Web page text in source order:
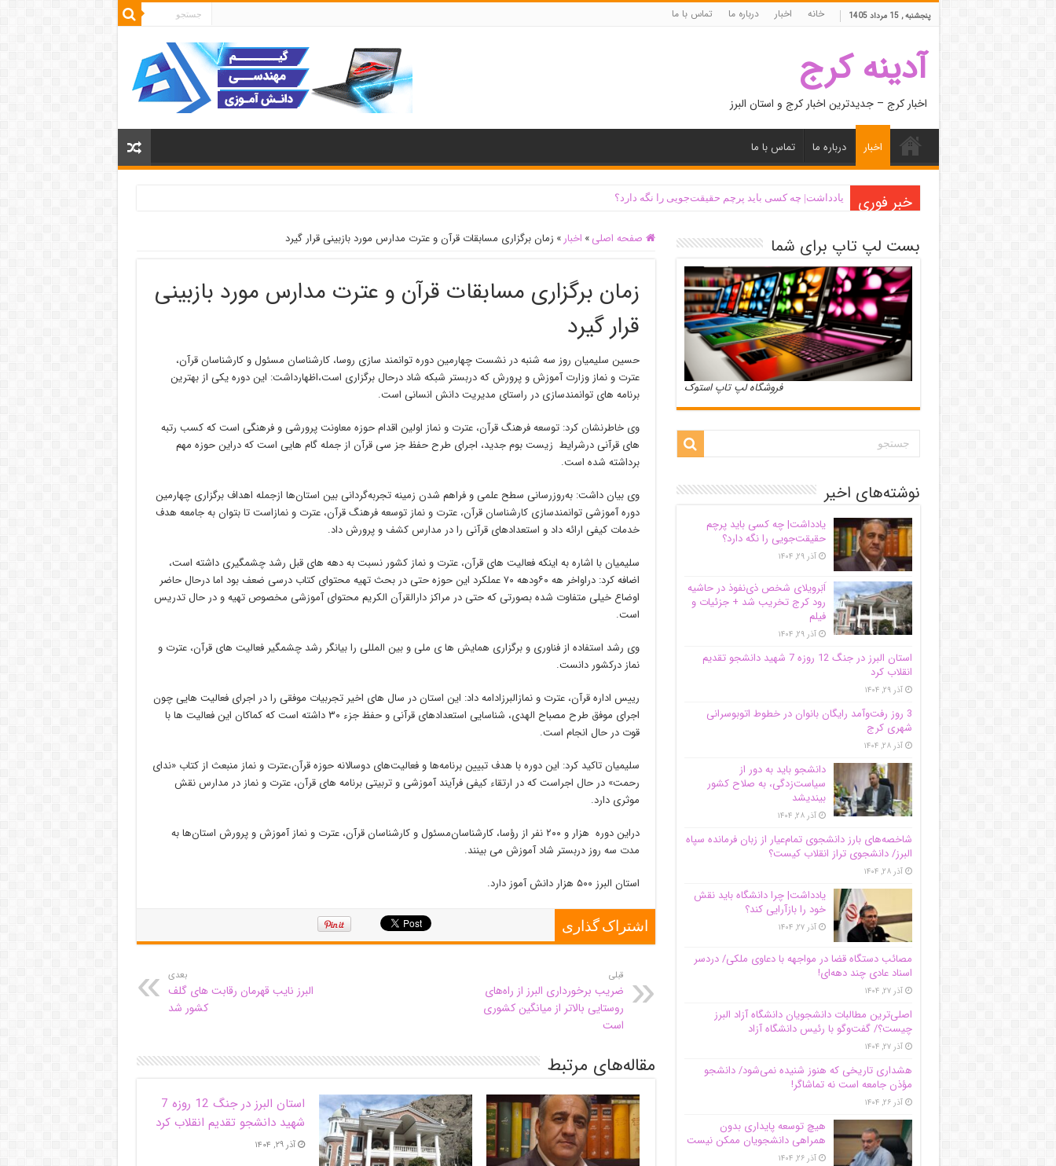
پنجشنبه , 15 مرداد 1405 خانه اخبار درباره ما تماس با ما
آدینه کرج
اخبار کرج – جدیدترین اخبار کرج و استان البرز
اخبار درباره ما تماس با ما
خبر فوری یادداشت| ‌چه کسی باید پرچم حقیقت‌جویی را نگه دارد؟
صفحه اصلی » اخبار » زمان برگزاری مسابقات قرآن و عترت مدارس مورد بازبینی قرار گیرد
زمان برگزاری مسابقات قرآن و عترت مدارس مورد بازبینی
قرار گیرد
حسین سلیمیان روز سه شنبه در نشست چهارمین دوره توانمند سازی روسا، کارشناسان مسئول و کارشناسان قرآن،
عترت و نماز وزارت آموزش و پرورش که دربستر شبکه شاد درحال برگزاری است،اظهارداشت: این دوره یکی از بهترین
برنامه های توانمندسازی در راستای مدیریت دانش انسانی است.
وی خاطرنشان کرد: توسعه فرهنگ قرآن، عترت و نماز اولین اقدام حوزه معاونت پرورشی و فرهنگی است که کسب رتبه
های قرآنی درشرایط زیست بوم جدید، اجرای طرح حفظ جز سی قرآن از جمله گام هایی است که دراین حوزه مهم
برداشته شده است.
وی بیان داشت: به‌روزرسانی سطح علمی و فراهم شدن زمینه تجربه‌گردانی بین استان‌ها ازجمله اهداف برگزاری چهارمین
دوره آموزشی توانمندسازی کارشناسان قرآن، عترت و نماز توسعه فرهنگ قرآن، عترت و نمازاست تا بتوان به جامعه هدف
خدمات کیفی ارائه داد و استعدادهای قرآنی را در مدارس کشف و پرورش داد.
سلیمیان با اشاره به اینکه فعالیت های قرآن، عترت و نماز کشور نسبت به دهه های قبل رشد چشمگیری داشته است،
اضافه کرد: دراواخر هه ۶۰ودهه ۷۰ عملکرد این حوزه حتی در بحث تهیه محتوای کتاب درسی ضعف بود اما درحال حاضر
اوضاع خیلی متفاوت شده بصورتی که حتی در مراکز دارالقرآن الکریم محتوای آموزشی مخصوص تهیه و در حال تدریس
است.
وی رشد استفاده از فناوری و برگزاری همایش ها ی ملی و بین المللی را بیانگر رشد چشمگیر فعالیت های قرآن، عترت و
نماز درکشور دانست.
رییس اداره قرآن، عترت و نمازالبرزادامه داد: این استان در سال های اخیر تجربیات موفقی را در اجرای فعالیت هایی چون
اجرای موفق طرح مصباح الهدی، شناسایی استعدادهای قرآنی و حفظ جزء ۳۰ داشته است که کماکان این فعالیت ها با
قوت در حال انجام است.
سلیمیان تاکید کرد: این دوره با هدف تبیین برنامه‌ها و فعالیت‌های دوسالانه حوزه قرآن،عترت و نماز منبعث از کتاب «ندای
رحمت» در حال اجراست که در ارتقاء کیفی فرآیند آموزشی و تربیتی برنامه های قرآن، عترت و نماز در مدارس نقش
موثری دارد.
دراین دوره هزار و ۲۰۰ نفر از رؤسا، کارشناسان‌مسئول و کارشناسان قرآن، عترت و نماز آموزش و پرورش استان‌ها به
مدت سه روز دربستر شاد آموزش می بینند.
استان البرز ۵۰۰ هزار دانش آموز دارد.
اشتراک گذاری
قبلی
ضریب برخورداری البرز از راه‌های
روستایی بالاتر از میانگین کشوری
است
بعدی
البرز نایب قهرمان رقابت های گلف
کشور شد
مقاله‌های مرتبط
استان البرز در جنگ 12 روزه 7
شهید دانشجو تقدیم انقلاب کرد
آذر ۲۹, ۱۴۰۴
بست لپ تاپ برای شما
فروشگاه لپ تاپ استوک
نوشته‌های اخیر
یادداشت| ‌چه کسی باید پرچم
حقیقت‌جویی را نگه دارد؟
آذر ۲۹, ۱۴۰۴
اَبَر‌ویلای شخص ذی‌نفوذ در حاشیه‌
رود کرج تخریب شد + جزئیات و
فیلم
آذر ۲۹, ۱۴۰۴
استان البرز در جنگ 12 روزه 7 شهید دانشجو تقدیم
انقلاب کرد
آذر ۲۹, ۱۴۰۴
3 روز رفت‌وآمد رایگان بانوان در خطوط اتوبوسرانی
شهری کرج
آذر ۲۸, ۱۴۰۴
دانشجو باید به دور از
سیاست‌زدگی، به صلاح کشور
بیندیشد
آذر ۲۸, ۱۴۰۴
شاخصه‌های بارز دانشجوی تمام‌عیار از زبان فرمانده سپاه
البرز/ دانشجوی تراز انقلاب کیست؟
آذر ۲۸, ۱۴۰۴
یادداشت| چرا دانشگاه باید نقش
خود را بازآرایی کند؟
آذر ۲۷, ۱۴۰۴
مصائب دستگاه قضا در مواجهه با دعاوی ملکی/ دردسر
اسناد عادی چند‌ دهه‌ای!
آذر ۲۷, ۱۴۰۴
اصلی‌ترین مطالبات دانشجویان دانشگاه آزاد البرز
چیست؟/ گفت‌وگو با رئیس دانشگاه آز‌اد
آذر ۲۷, ۱۴۰۴
هشداری تاریخی که هنوز شنیده نمی‌شود/ دانشجو
مؤذن جامعه است نه تماشاگر!
آذر ۲۶, ۱۴۰۴
هیچ توسعه پایداری بدون
همراهی دانشجویان ممکن نیست
آذر ۲۶, ۱۴۰۴